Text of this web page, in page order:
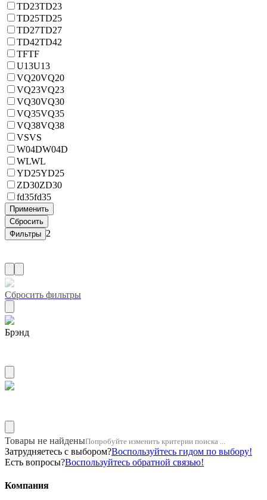
TD23TD23
TD25TD25
TD27TD27
TD42TD42
TFTF
U13U13
VQ20VQ20
VQ23VQ23
VQ30VQ30
VQ35VQ35
VQ38VQ38
VSVS
W04DW04D
WLWL
YD25YD25
ZD30ZD30
fd35fd35
2
Сбросить фильтры
Брэнд
Товары не найденыПопробуйте изменить критерии поиска ...
Затрудняетесь с выбором?Воспользуйтесь гидом по выбору!
Есть вопросы?Воспользуйтесь обратной связью!
Компания